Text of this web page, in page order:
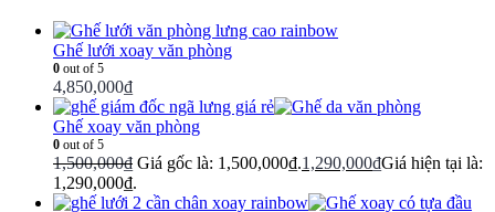
Ghế lưới xoay văn phòng
0 out of 5
4,850,000₫
Ghế xoay văn phòng
0 out of 5
1,500,000₫ Giá gốc là: 1,500,000₫.1,290,000₫Giá hiện tại là:
1,290,000₫.